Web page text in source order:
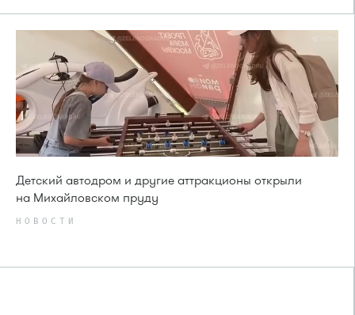
Детский автодром и другие аттракционы открыли
на Михайловском пруду
НОВОСТИ